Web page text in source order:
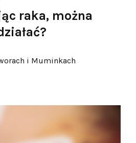
raka, można
i Muminkach